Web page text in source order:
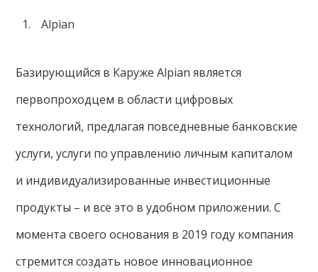
Alpian
Базирующийся в Каруже Alpian является
первопроходцем в области цифровых
технологий, предлагая повседневные банковские
услуги, услуги по управлению личным капиталом
и индивидуализированные инвестиционные
продукты – и все это в удобном приложении. С
момента своего основания в 2019 году компания
стремится создать новое инновационное